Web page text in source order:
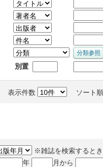
別置
表示件数 ソート順
※雑誌を検索すると
年
月から